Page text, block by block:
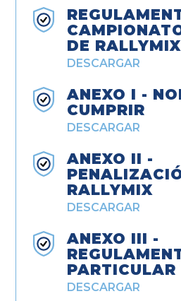
DE RALLYMIX
DESCARGAR
ANEXO I -
CUMPRIR
DESCARGAR
ANEXO II -
RALLYMIX
DESCARGAR
ANEXO III -
PARTICULAR
DESCARGAR